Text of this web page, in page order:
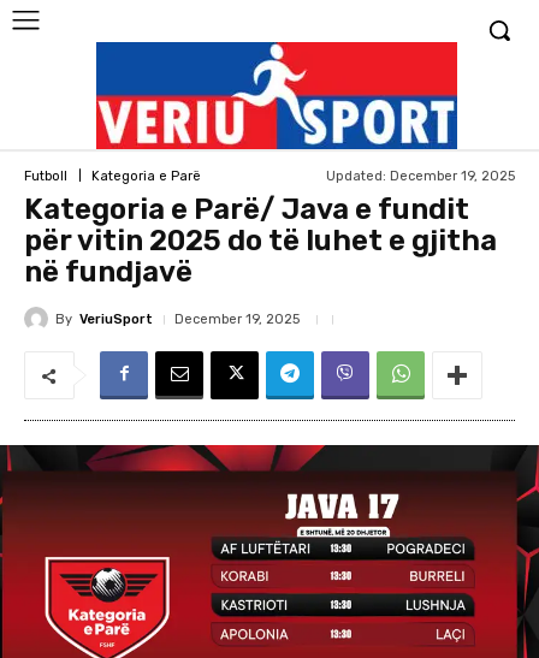
Futboll Kategoria e Parë Updated: December 19, 2025
Kategoria e Parë/ Java e fundit
për vitin 2025 do të luhet e gjitha
në fundjavë
By VeriuSport December 19, 2025